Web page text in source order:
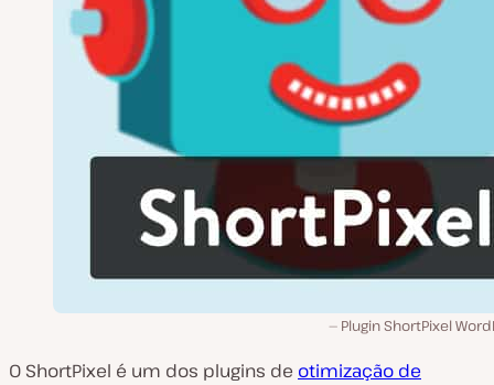
Plugin ShortPixel
O ShortPixel é um dos plugins de otimização de